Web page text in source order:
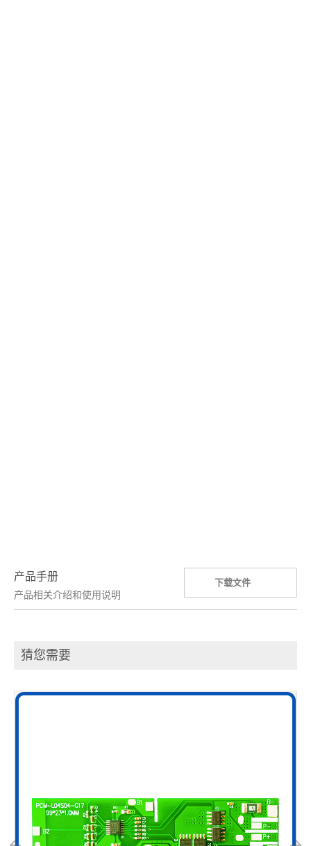
产品手册
产品相关介绍和使用说明
下载文件
猜您需要